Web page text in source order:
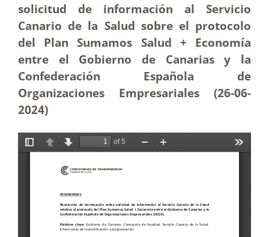
solicitud de información al Servicio
Canario de la Salud sobre el protocolo
del Plan Sumamos Salud + Economía
entre el Gobierno de Canarias y la
Confederación Española de
Organizaciones Empresariales (26-06-
2024)